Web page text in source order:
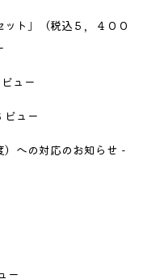
ット」（税込５，４００
ュー
ュー
への対応のお知らせ -
ー